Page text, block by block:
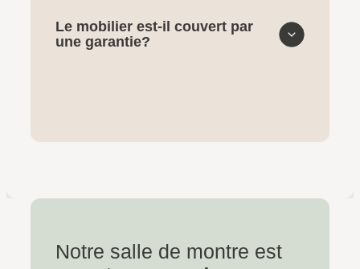
Le mobilier est-il couvert par
une garantie?
Notre salle de montre est